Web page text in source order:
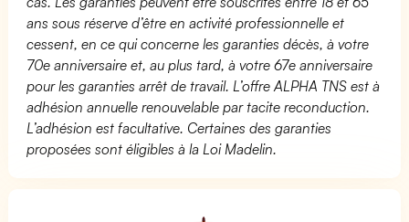
ans sous réserve d’être en activité professionnelle et
cessent, en ce qui concerne les garanties décès, à votre
70e anniversaire et, au plus tard, à votre 67e anniversaire
pour les garanties arrêt de travail. L’offre ALPHA TNS est à
adhésion annuelle renouvelable par tacite reconduction.
L’adhésion est facultative. Certaines des garanties
proposées sont éligibles à la Loi Madelin.